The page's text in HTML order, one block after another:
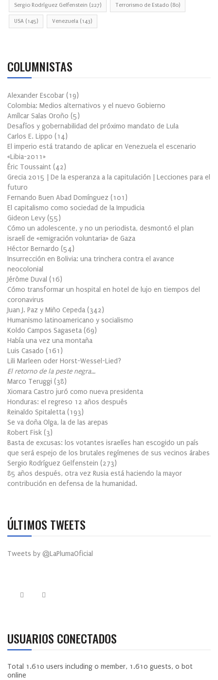
Sergio Rodríguez Gelfenstein (227) Terrorismo de Estado (80)
USA (145) Venezuela (143)
COLUMNISTAS
Alexander Escobar (19)
Colombia: Medios alternativos y el nuevo Gobierno
Amílcar Salas Oroño (5)
Desafíos y gobernabilidad del próximo mandato de Lula
Carlos E. Lippo (14)
El imperio está tratando de aplicar en Venezuela el escenario
«Libia-2011»
Éric Toussaint (42)
Grecia 2015 | De la esperanza a la capitulación | Lecciones para el
futuro
Fernando Buen Abad Domínguez (101 )
El capitalismo como sociedad de la Impudicia
Gideon Levy (55)
Cómo un adolescente, y no un periodista, desmontó el plan
israelí de «emigración voluntaria» de Gaza
Héctor Bernardo (54)
Insurrección en Bolivia: una trinchera contra el avance
neocolonial
Jérôme Duval (16)
Cómo transformar un hospital en hotel de lujo en tiempos del
coronavirus
Juan J. Paz y Miño Cepeda (342)
Humanismo latinoamericano y socialismo
Koldo Campos Sagaseta (69)
Había una vez una montaña
Luis Casado (161 )
Lili Marleen oder Horst-Wessel-Lied?
El retorno de la peste negra…
Marco Teruggi (38)
Xiomara Castro juró como nueva presidenta
Honduras: el regreso 12 años después
Reinaldo Spitaletta (193)
Se va doña Olga, la de las arepas
Robert Fisk (3)
Basta de excusas: los votantes israelíes han escogido un país
que será espejo de los brutales regímenes de sus vecinos árabes
Sergio Rodríguez Gelfenstein (273)
85 años después, otra vez Rusia está haciendo la mayor
contribución en defensa de la humanidad.
ÚLTIMOS TWEETS
Tweets by @LaPlumaOficial
USUARIOS CONECTADOS
Total 1.610 users including 0 member, 1.610 guests, 0 bot
online